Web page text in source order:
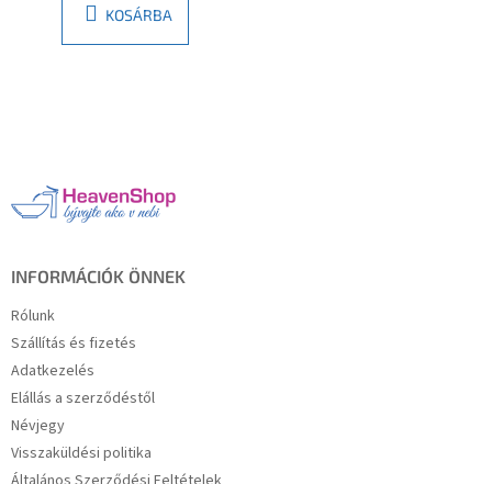
KOSÁRBA
INFORMÁCIÓK ÖNNEK
Rólunk
Szállítás és fizetés
Adatkezelés
Elállás a szerződéstől
Névjegy
Visszaküldési politika